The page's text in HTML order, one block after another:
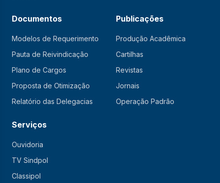
Documentos
Modelos de Requerimento
Pauta de Reivindicação
Plano de Cargos
Proposta de Otimização
Relatório das Delegacias
Publicações
Produção Acadêmica
Cartilhas
Revistas
Jornais
Operação Padrão
Serviços
Ouvidoria
TV Sindpol
Classipol